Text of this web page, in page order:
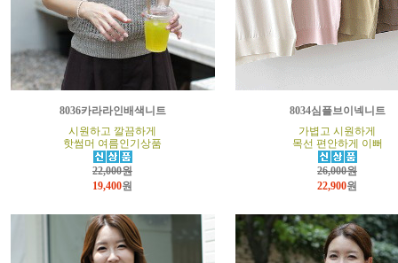
8036카라라인배색니트
시원하고 깔끔하게
핫썸머 여름인기상품
22,000원
19,400원
8034심플브이넥니트
가볍고 시원하게
목선 편안하게 이뻐
26,000원
22,900원